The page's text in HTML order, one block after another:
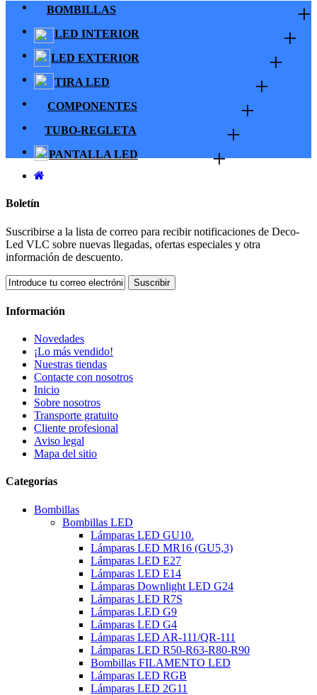
BOMBILLAS +
LED INTERIOR +
LED EXTERIOR +
TIRA LED +
COMPONENTES +
TUBO-REGLETA +
PANTALLA LED +
Boletín
Suscribirse a la lista de correo para recibir notificaciones de Deco-
Led VLC sobre nuevas llegadas, ofertas especiales y otra
información de descuento.
Suscribir
Información
Novedades
¡Lo más vendido!
Nuestras tiendas
Contacte con nosotros
Inicio
Sobre nosotros
Transporte gratuito
Cliente profesional
Aviso legal
Mapa del sitio
Categorías
Bombillas
Bombillas LED
Lámparas LED GU10.
Lámparas LED MR16 (GU5,3)
Lámparas LED E27
Lámparas LED E14
Lámparas Downlight LED G24
Lámparas LED R7S
Lámparas LED G9
Lámparas LED G4
Lámparas LED AR-111/QR-111
Lámparas LED R50-R63-R80-R90
Bombillas FILAMENTO LED
Lámparas LED RGB
Lámparas LED 2G11